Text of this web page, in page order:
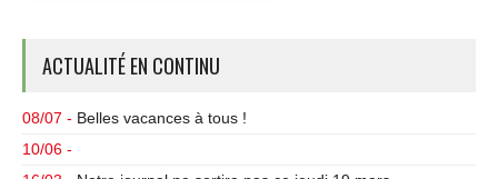
ACTUALITÉ EN CONTINU
08/07 - Belles vacances à tous !
10/06 -